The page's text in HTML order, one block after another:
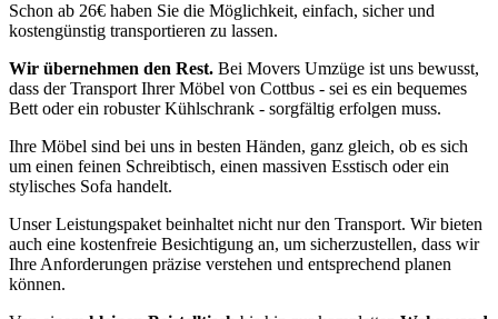
Schon ab 26€ haben Sie die Möglichkeit, einfach, sicher und
kostengünstig transportieren zu lassen.
Wir übernehmen den Rest. Bei Movers Umzüge ist uns bewusst,
dass der Transport Ihrer Möbel von Cottbus - sei es ein bequemes
Bett oder ein robuster Kühlschrank - sorgfältig erfolgen muss.
Ihre Möbel sind bei uns in besten Händen, ganz gleich, ob es sich
um einen feinen Schreibtisch, einen massiven Esstisch oder ein
stylisches Sofa handelt.
Unser Leistungspaket beinhaltet nicht nur den Transport. Wir bieten
auch eine kostenfreie Besichtigung an, um sicherzustellen, dass wir
Ihre Anforderungen präzise verstehen und entsprechend planen
können.